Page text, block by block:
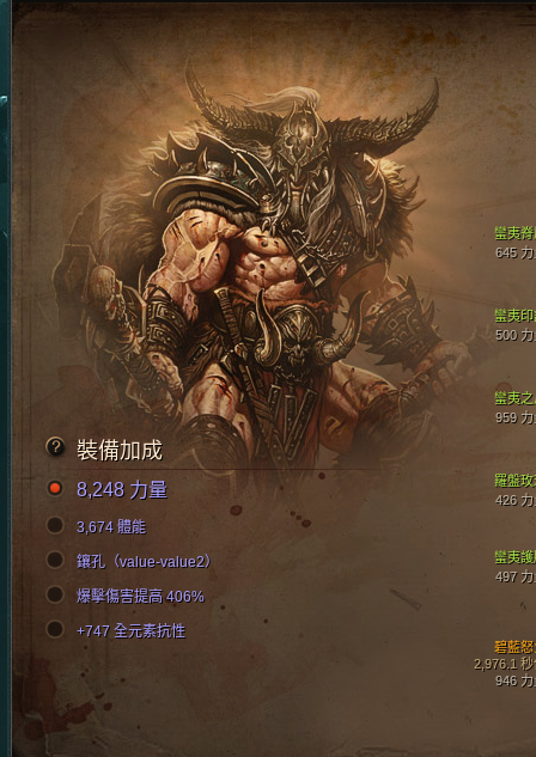
蠻夷印
500 力
蠻夷之
959 力
蠻夷脊
645 力
蠻夷護
497 力
碧藍怒
2,976.1 秒
946 力
羅盤玫
426 力
裝備加成
8,248 力量
3,674 體能
鑲孔（value-value2）
爆擊傷害提高 406%
+747 全元素抗性